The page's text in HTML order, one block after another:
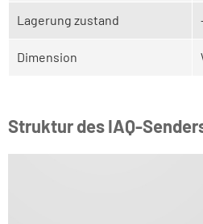
Lagerung zustand
Dimension
Struktur des IAQ-